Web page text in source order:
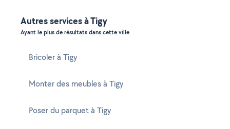
Autres services à Tigy
Ayant le plus de résultats dans cette ville
Bricoler à Tigy
Monter des meubles à Tigy
Poser du parquet à Tigy